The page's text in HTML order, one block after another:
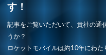
す！
記事をご覧いただいて、貴社の通
うか？
ロケットモバイルは約10年にわ